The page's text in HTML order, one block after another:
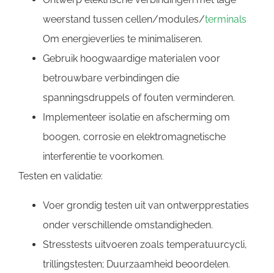
weerstand tussen cellen/modules/terminals
Om energieverlies te minimaliseren.
Gebruik hoogwaardige materialen voor
betrouwbare verbindingen die
spanningsdruppels of fouten verminderen.
Implementeer isolatie en afscherming om
boogen, corrosie en elektromagnetische
interferentie te voorkomen.
Testen en validatie:
Voer grondig testen uit van ontwerpprestaties
onder verschillende omstandigheden.
Stresstests uitvoeren zoals temperatuurcycli,
trillingstesten; Duurzaamheid beoordelen.